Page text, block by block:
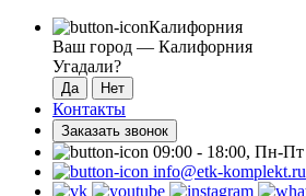
Калифорния
Ваш город — Калифорния
Угадали?
Контакты
Заказать звонок
09:00 - 18:00, Пн-Пт
info@etk-komplekt.ru